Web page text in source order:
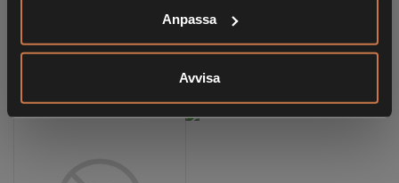
Anpassa
Avvisa
RELATERADE PRODUKTER